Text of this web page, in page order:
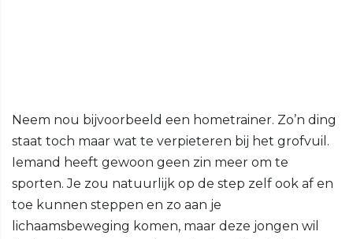
Neem nou bijvoorbeeld een hometrainer. Zo’n ding
staat toch maar wat te verpieteren bij het grofvuil.
Iemand heeft gewoon geen zin meer om te
sporten. Je zou natuurlijk op de step zelf ook af en
toe kunnen steppen en zo aan je
lichaamsbeweging komen, maar deze jongen wil